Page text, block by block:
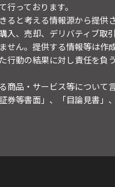
っております。
ると考える情報源から提
入、売却、デリバティブ取
せん。提供する情報等は
行動の結果に対し責任を
商品・サービス等につい
券等書面」、「目論見書